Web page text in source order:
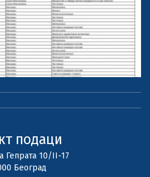
подаци
Гепрата 10/II-17
Београд